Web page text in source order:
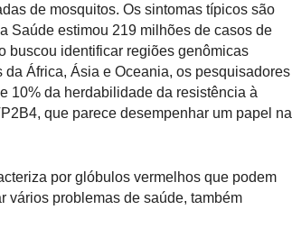
de mosquitos. Os sintomas típicos são
Saúde estimou 219 milhões de casos de
buscou identificar regiões genômicas
África, Ásia e Oceania, os pesquisadores
10% da herdabilidade da resistência à
que parece desempenhar um papel na
por glóbulos vermelhos que podem
vários problemas de saúde, também